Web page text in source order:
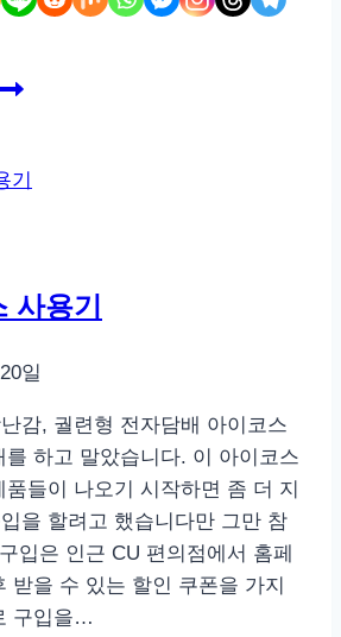
탭
A8
살
사용기
일
감, 궐련형 전자담배 아이코스
를 하고 말았습니다. 이 아이코스
들이 나오기 시작하면 좀 더 지
을 할려고 했습니다만 그만 참
입은 인근 CU 편의점에서 홈페
받을 수 있는 할인 쿠폰을 가지
구입을…